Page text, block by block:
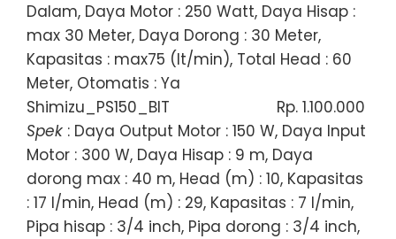
Dalam, Daya Motor : 250 Watt, Daya Hisap :
max 30 Meter, Daya Dorong : 30 Meter,
Kapasitas : max75 (lt/min), Total Head : 60
Meter, Otomatis : Ya
Shimizu_PS150_BIT
Rp. 1.100.000
Spek : Daya Output Motor : 150 W, Daya Input
Motor : 300 W, Daya Hisap : 9 m, Daya
dorong max : 40 m, Head (m) : 10, Kapasitas
: 17 l/min, Head (m) : 29, Kapasitas : 7 l/min,
Pipa hisap : 3/4 inch, Pipa dorong : 3/4 inch,